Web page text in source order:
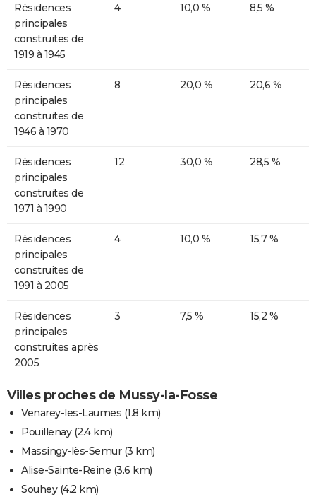
Résidences
principales
construites de
1919 à 1945
4 10,0 % 8,5 %
Résidences
principales
construites de
1946 à 1970
8 20,0 % 20,6 %
Résidences
principales
construites de
1971 à 1990
12 30,0 % 28,5 %
Résidences
principales
construites de
1991 à 2005
4 10,0 % 15,7 %
Résidences
principales
construites après
2005
3 7,5 % 15,2 %
Villes proches de Mussy-la-Fosse
Venarey-les-Laumes (1.8 km)
Pouillenay(2.4 km)
Massingy-lès-Semur(3 km)
Alise-Sainte-Reine (3.6 km)
Souhey(4.2 km)